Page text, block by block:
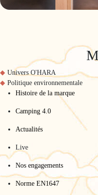
Univers O'HARA
Politique environnementale
Histoire de la marque
Camping 4.0
Actualités
Live
Nos engagements
Norme EN1647